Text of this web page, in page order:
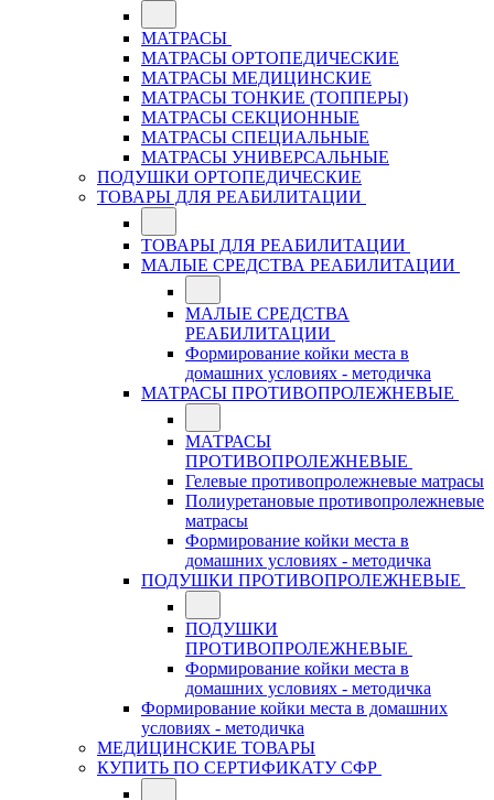
МАТРАСЫ
МАТРАСЫ ОРТОПЕДИЧЕСКИЕ
МАТРАСЫ МЕДИЦИНСКИЕ
МАТРАСЫ ТОНКИЕ (ТОППЕРЫ)
МАТРАСЫ СЕКЦИОННЫЕ
МАТРАСЫ СПЕЦИАЛЬНЫЕ
МАТРАСЫ УНИВЕРСАЛЬНЫЕ
ПОДУШКИ ОРТОПЕДИЧЕСКИЕ
ТОВАРЫ ДЛЯ РЕАБИЛИТАЦИИ
ТОВАРЫ ДЛЯ РЕАБИЛИТАЦИИ
МАЛЫЕ СРЕДСТВА РЕАБИЛИТАЦИИ
МАЛЫЕ СРЕДСТВА
РЕАБИЛИТАЦИИ
Формирование койки места в
домашних условиях - методичка
МАТРАСЫ ПРОТИВОПРОЛЕЖНЕВЫЕ
МАТРАСЫ
ПРОТИВОПРОЛЕЖНЕВЫЕ
Гелевые противопролежневые матрасы
Полиуретановые противопролежневые
матрасы
Формирование койки места в
домашних условиях - методичка
ПОДУШКИ ПРОТИВОПРОЛЕЖНЕВЫЕ
ПОДУШКИ
ПРОТИВОПРОЛЕЖНЕВЫЕ
Формирование койки места в
домашних условиях - методичка
Формирование койки места в домашних
условиях - методичка
МЕДИЦИНСКИЕ ТОВАРЫ
КУПИТЬ ПО СЕРТИФИКАТУ СФР